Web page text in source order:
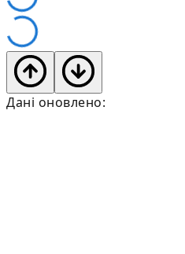
Дані оновлено: